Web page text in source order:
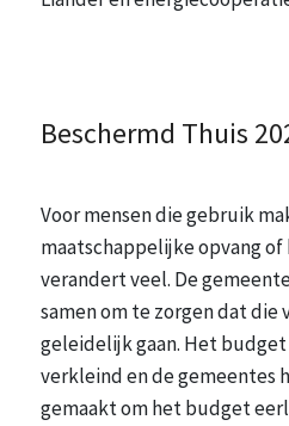
Beschermd Thuis
Voor mensen die gebruik
maatschappelijke opvang
verandert veel. De
samen om te zorgen dat die
geleidelijk gaan. Het budget
verkleind en de gemeentes
gemaakt om het budget